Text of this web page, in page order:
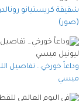
شقيقة كريستيانو
(صور)
وداعاً خورخي… تفاصيل
ميسي